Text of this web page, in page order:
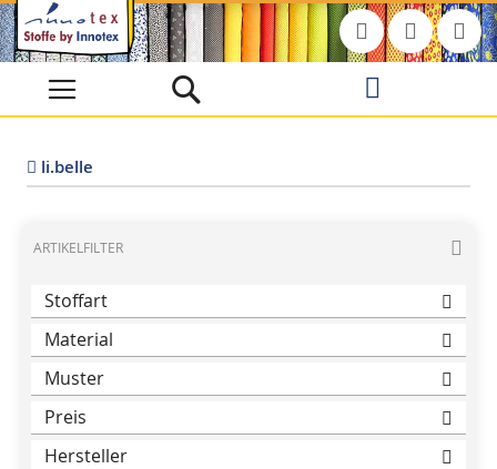
Direkt
zum
Inhalt
li.belle
ARTIKELFILTER
Stoffart
Material
Muster
Preis
Hersteller